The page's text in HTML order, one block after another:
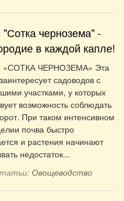
"Сотка чернозема" -
в каждой капле!
ЧЕРНОЗЕМА» Эта
садоводов с
участками, у которых
возможность соблюдать
При таком интенсивном
почва быстро
и растения начинают
недостаток...
Овощеводство